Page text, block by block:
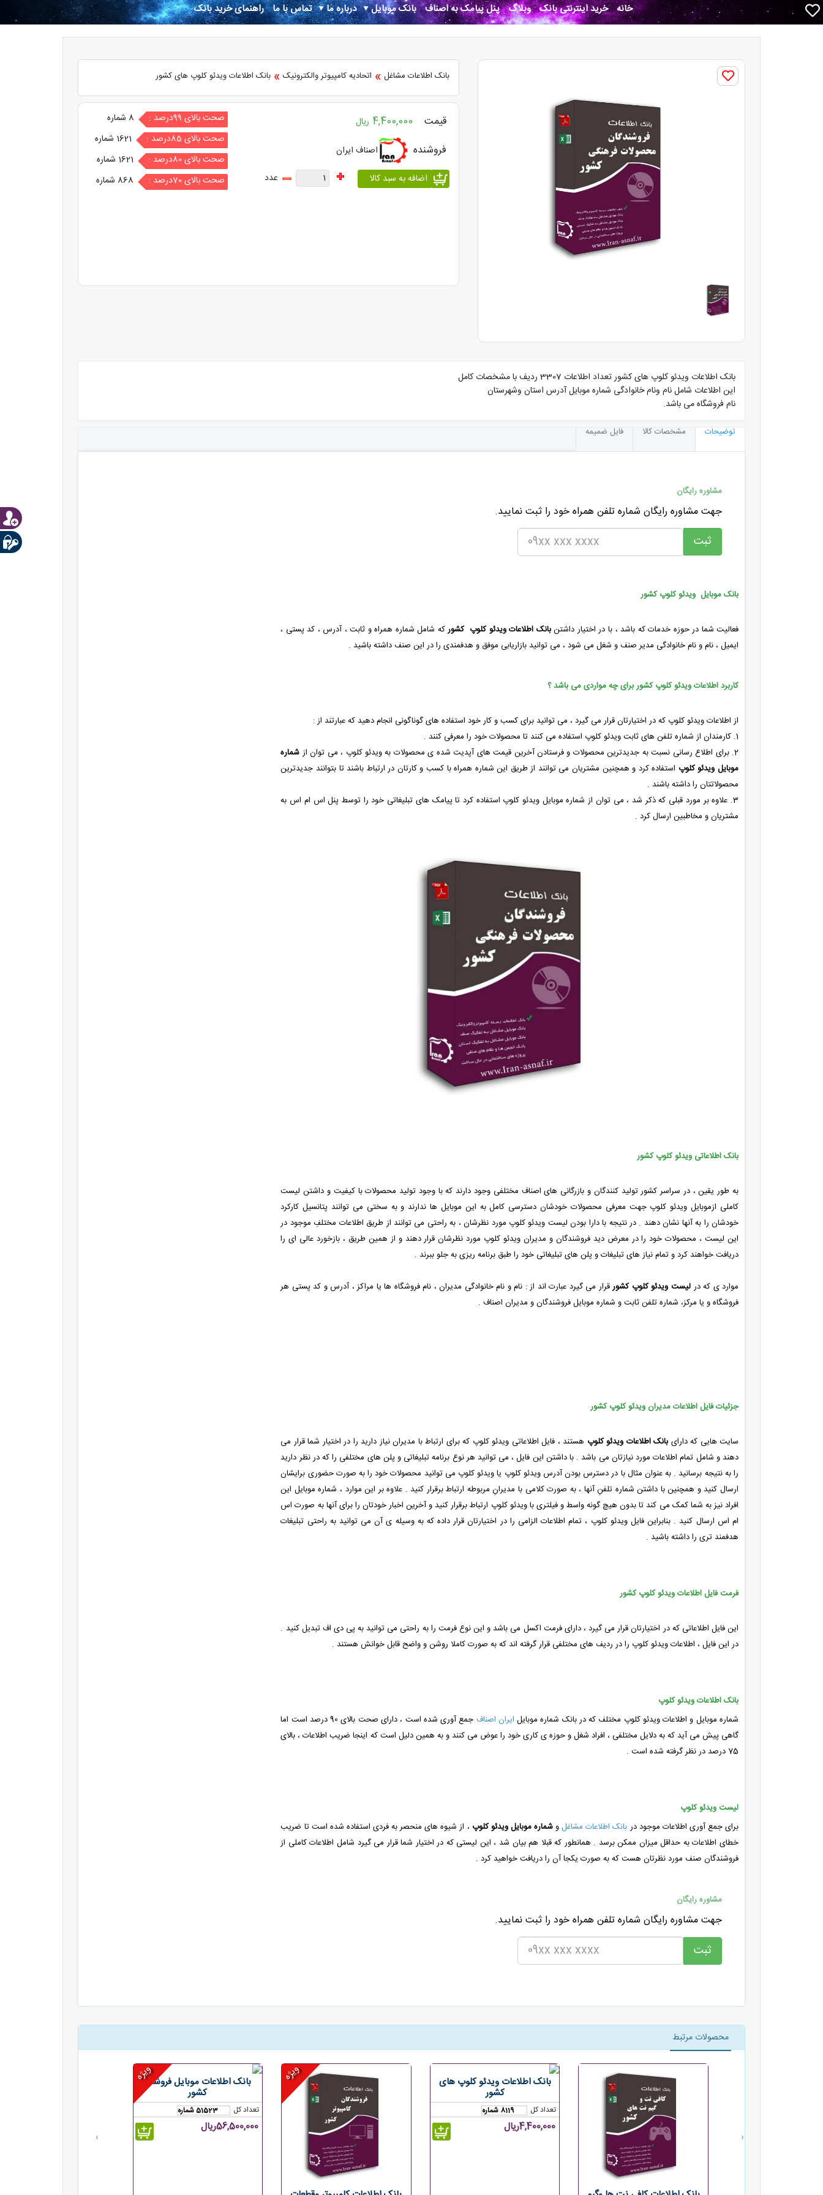
خانه خرید اینترنتی بانک وبلاگ پنل پیامک به اصناف بانک موبایل درباره ما تماس با ما راهنمای خرید بانک
بانک اطلاعات مشاغل » اتحادیه کامپیوتر والکترونیک » بانک اطلاعات ویدئو کلوپ های کشور
قیمت 4,400,000 ریال
فروشنده
اصناف ایران
عدد
صحت بالای 99درصد :
8 شماره
صحت بالای 85درصد :
1621 شماره
صحت بالای 80درصد :
1621 شماره
صحت بالای 70درصد :
868 شماره
بانک اطلاعات ویدئو کلوپ های کشور تعداد اطلاعات 3307 ردیف با مشخصات کامل
این اطلاعات شامل نام ونام خانوادگی شماره موبایل آدرس استان وشهرستان
نام فروشگاه می باشد.
توضیحات مشخصات کالا فایل ضمیمه
مشاوره رایگان
جهت مشاوره رایگان شماره تلفن همراه خود را ثبت نمایید.
بانک موبایل ویدئو کلوپ کشور
فعالیت شما در حوزه خدمات که باشد ، با در اختیار داشتنبانک اطلاعات ویدئو کلوپ کشورکه شامل شماره همراه و ثابت ، آدرس ، کد پستی ،
ایمیل ، نام و نام خانوادگی مدیر صنف و شغل می شود ، می توانید بازاریابی موفق و هدفمندی را در این صنف داشته باشید .
کاربرد اطلاعات ویدئو کلوپ کشور برای چه مواردی می باشد ؟
از اطلاعات ویدئو کلوپ که در اختیارتان قرار می گیرد ، می توانید برای کسب و کار خود استفاده های گوناگونی انجام دهید که عبارتند از :
1. کارمندان از شماره تلفن های ثابت ویدئو کلوپ استفاده می کنند تا محصولات خود را معرفی کنند .
2. برای اطلاع رسانی نسبت به جدیدترین محصولات و فرستادن آخرین قیمت های آپدیت شده ی محصولات به ویدئو کلوپ ، می توان از
شماره
موبایل ویدئو کلوپ استفاده کرد و همچنین مشتریان می توانند از طریق این شماره همراه با کسب و کارتان در ارتباط باشند تا بتوانند جدیدترین
محصولاتتان را داشته باشند .
3. علاوه بر مورد قبلی که ذکر شد ، می توان از شماره موبایل ویدئو کلوپ استفاده کرد تا پیامک های تبلیغاتی خود را توسط پنل اس ام اس به
مشتریان و مخاطبین ارسال کرد .
بانک اطلاعاتی ویدئو کلوپ کشور
به طور یقین ، در سراسر کشور تولید کنندگان و بازرگانی های اصناف مختلفی وجود دارند که با وجود تولید محصولات با کیفیت و داشتن لیست
کاملی ازموبایل ویدئو کلوپ جهت معرفی محصولات خودشان دسترسی کامل به این موبایل ها ندارند و به سختی می توانند پتانسیل کارکرد
خودشان را به آنها نشان دهند . در نتیجه با دارا بودن لیست ویدئو کلوپ مورد نظرشان ، به راحتی می توانند از طریق اطلاعات مختلفِ موجود در
این لیست ، محصولات خود را در معرض دید فروشندگان و مدیران ویدئو کلوپ مورد نظرشان قرار دهند و از همین طریق ، بازخورد عالی ای را
دریافت خواهند کرد و تمام نیاز های تبلیغات و پلن های تبلیغاتی خود را طبق برنامه ریزی به جلو ببرند .
موارد ی که در لیست ویدئو کلوپ کشورقرار می گیرد عبارت اند از : نام و نام خانوادگی مدیران ، نام فروشگاه ها یا مراکز ، آدرس و کد پستی هر
فروشگاه و یا مرکز، شماره تلفن ثابت و شماره موبایل فروشندگان و مدیران اصناف .
جزئیات فایل اطلاعات مدیران ویدئو کلوپ کشور
سایت هایی که دارای بانک اطلاعات ویدئو کلوپ هستند ، فایل اطلاعاتی ویدئو کلوپ که برای ارتباط با مدیران نیاز دارید را در اختیار شما قرار می
دهند و شامل تمام اطلاعات مورد نیازتان می باشد . با داشتن این فایل ، می توانید هر نوع برنامه تبلیغاتی و پلن های مختلفی را که در نظر دارید
را به نتیجه برسانید . به عنوان مثال با در دسترس بودن آدرس ویدئو کلوپ یا ویدئو کلوپ می توانید محصولات خود را به صورت حضوری برایشان
ارسال کنید و همچنین با داشتن شماره تلفنِ آنها ، به صورت کلامی با مدیرانِ مربوطه ارتباط برقرار کنید . علاوه بر این موارد ، شماره موبایل این
افراد نیز به شما کمک می کند تا بدون هیچ گونه واسط و فیلتری با ویدئو کلوپ ارتباط برقرار کنید و آخرین اخبار خودتان را برای آنها به صورت اس
ام اس ارسال کنید . بنابراین فایل ویدئو کلوپ ، تمام اطلاعات الزامی را در اختیارتان قرار داده که به وسیله ی آن می توانید به راحتی تبلیغات
هدفمند تری را داشته باشید .
فرمت فایل اطلاعات ویدئو کلوپ کشور
این فایل اطلاعاتی که در اختیارتان قرار می گیرد ، دارای فرمت اکسل می باشد و این نوع فرمت را به راحتی می توانید به پی دی اف تبدیل کنید .
در این فایل ، اطلاعات ویدئو کلوپ را در ردیف های مختلفی قرار گرفته اند که به صورت کاملا روشن و واضح قابل خوانش هستند .
بانک اطلاعات ویدئو کلوپ
شماره موبایل و اطلاعات ویدئو کلوپ مختلف که در بانک شماره موبایل ایران اصناف
جمع آوری شده است ، دارای صحت بالای 90 درصد است اما
گاهی پیش می آید که به دلایل مختلفی ، افراد شغل و حوزه ی کاری خود را عوض می کنند و به همین دلیل است که اینجا ضریب اطلاعات ، بالای
75 درصد در نظر گرفته شده است .
لیست ویدئو کلوپ
برای جمع آوری اطلاعات موجود در بانک اطلاعات مشاغلوشماره موبایل ویدئو کلوپ ، از شیوه های منحصر به فردی استفاده شده است تا ضریب
خطای اطلاعات به حداقل میزان ممکن برسد . همانطور که قبلا هم بیان شد ، این لیستی که در اختیار شما قرار می گیرد شامل اطلاعات کاملی از
فروشندگان صنف مورد نظرتان هست که به صورت یکجا آن را دریافت خواهید کرد .
مشاوره رایگان
جهت مشاوره رایگان شماره تلفن همراه خود را ثبت نمایید.
محصولات مرتبط
بانک اطلاعات ویدئو کلوپ های
کشور
تعداد کل 8119 شماره
4,400,000ریال
ویژه ویژهبانک اطلاعات موبایل فروشان
کشور
تعداد کل 51523 شماره
56,500,000ریال
‹
›